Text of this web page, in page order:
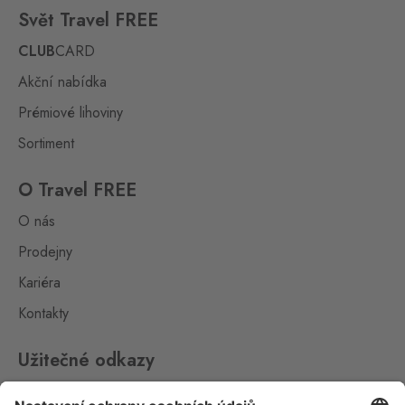
Potůčky
Johanngeorgenstadt
Potůčky 155, Potůčky,
362 35
Rozvadov 1
Hraniční přechod Rozvadov,
Rozvadov,
Rožany
Sohland
Fratres
Wolkerova 315, Slavonice,
378 81
Svět Travel FREE
CLUBCARD
Akční nabídka
Prémiové lihoviny
Sortiment
O Travel FREE
O nás
Prodejny
Kariéra
Kontakty
Užitečné odkazy